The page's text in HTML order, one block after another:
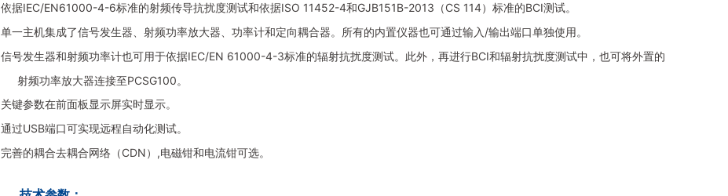
依据IEC/EN61000-4-6标准的射频传导抗扰度测试和依据ISO 11452-4和GJB151B-2013 （CS 114）标准的BCI测试。
单一主机集成了信号发生器、射频功率放大器、功率计和定向耦合器。所有的内置仪器也可通过输入 /输出端口单独使用。
信号发生器和射频功率计也可用于依据IEC/EN 61000-4-3标准的辐射抗扰度测试。此外，再进行BCI和辐射抗扰度测试中，也可将外置的
射频功率放大器连接至PCSG100。
关键参数在前面板显示屏实时显示。
通过USB端口可实现远程自动化测试。
完善的耦合去耦合网络（CDN） ,电磁钳和电流钳可选。